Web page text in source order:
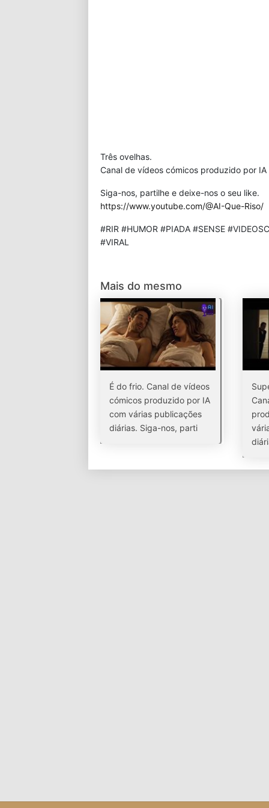
Três ovelhas.
Canal de vídeos cómicos produzido por
Siga-nos, partilhe e deixe-nos o seu like.
https://www.youtube.com/@AI-Que-Riso/
#RIR #HUMOR #PIADA #SENSE
#VIRAL
Mais do mesmo
É do frio. Canal de vídeos
cómicos produzido por IA
com várias publicações
diárias. Siga-nos, parti